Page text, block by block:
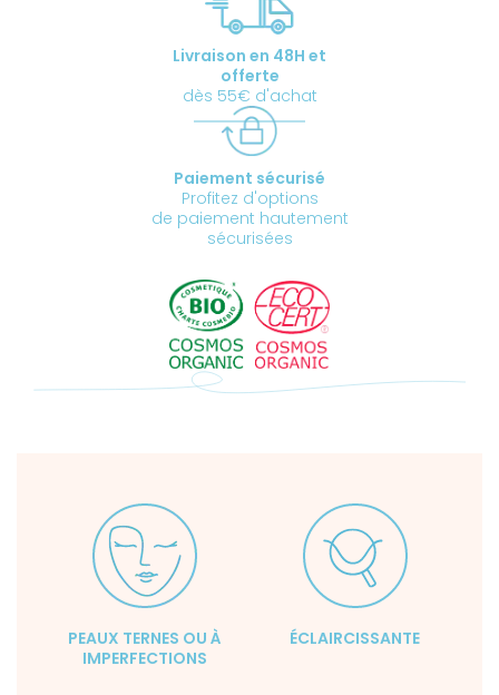
Livraison en 48H et
offerte
dès 55€ d'achat
Paiement sécurisé
Profitez d'options
de paiement hautement
sécurisées
PEAUX TERNES OU À
IMPERFECTIONS
ÉCLAIRCISSANTE